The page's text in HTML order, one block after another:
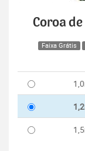
Coroa
Faixa Grátis